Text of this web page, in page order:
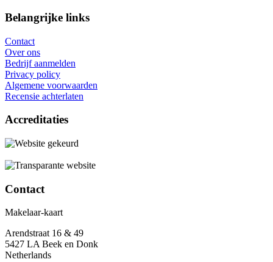
Belangrijke links
Contact
Over ons
Bedrijf aanmelden
Privacy policy
Algemene voorwaarden
Recensie achterlaten
Accreditaties
Contact
Makelaar-kaart
Arendstraat 16 & 49
5427 LA Beek en Donk
Netherlands